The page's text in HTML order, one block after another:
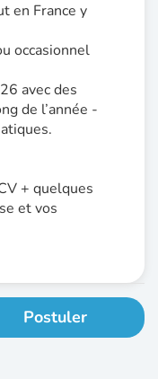
en France y
occasionnel
avec des
de l’année -
+ quelques
et vos
Postuler